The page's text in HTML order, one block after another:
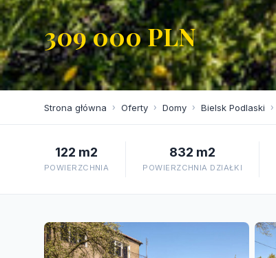
309 000 PLN
Strona główna › Oferty › Domy › Bielsk Podlaski ›
122 m2
POWIERZCHNIA
832 m2
POWIERZCHNIA DZIAŁKI